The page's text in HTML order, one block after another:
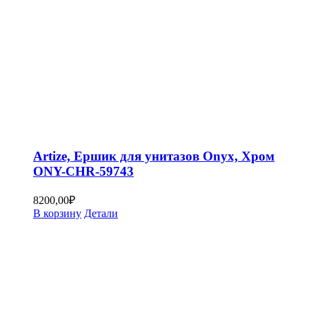
Artize, Ершик для унитазов Onyx, Хром
ONY-CHR-59743
8200,00₽
В корзину Детали